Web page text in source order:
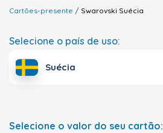
Cartões-presente Swarovski Suécia
Selecione o país de uso:
Suécia
Selecione o valor do seu cartão: